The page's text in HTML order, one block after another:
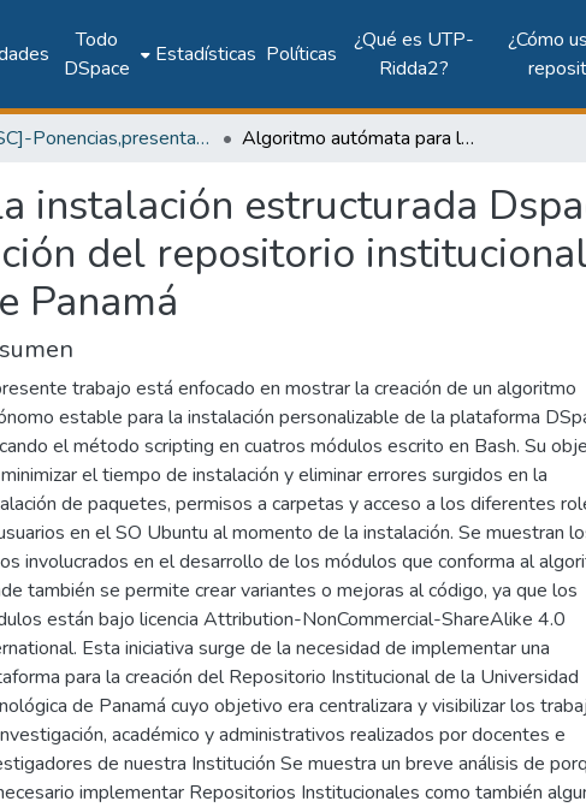
Todo
DSpace
Estadísticas Políticas
¿Qué es UTP-
Ridda2?
¿Cómo
[FISC]-Ponencias,presentaciones y pósteres Algoritmo autómata para la instalación estructurada Dspace en Ubuntu, utilizado en la implementación del repositorio institucional de la Universidad Tecnológica de Panamá
instalación estructurada
del repositorio
Panamá
trabajo está enfocado en mostrar la creación de un algoritmo
estable para la instalación personalizable de la plataforma
el método scripting en cuatros módulos escrito en Bash. Su
el tiempo de instalación y eliminar errores surgidos en la
de paquetes, permisos a carpetas y acceso a los diferentes
en el SO Ubuntu al momento de la instalación. Se muestran
involucrados en el desarrollo de los módulos que conforma al
también se permite crear variantes o mejoras al código, ya que los
están bajo licencia Attribution-NonCommercial-ShareAlike 4.0
Esta iniciativa surge de la necesidad de implementar una
para la creación del Repositorio Institucional de la Universidad
de Panamá cuyo objetivo era centralizara y visibilizar los
académico y administrativos realizados por docentes e
de nuestra Institución Se muestra un breve análisis de
implementar Repositorios Institucionales como también